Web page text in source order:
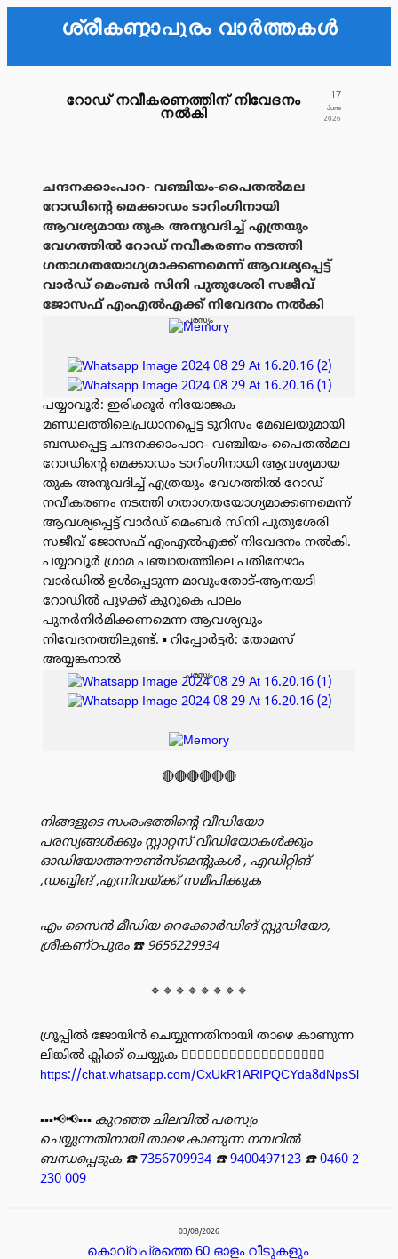
ശ്രീകണ്ഠാപുരം വാർത്തകൾ
റോഡ് നവീകരണത്തിന് നിവേദനം
നൽകി
17
June
2026
ചന്ദനക്കാംപാറ- വഞ്ചിയം-പൈതൽമല
റോഡിൻ്റെ മെക്കാഡം ടാറിംഗിനായി
ആവശ്യമായ തുക അനുവദിച്ച് എത്രയും
വേഗത്തിൽ റോഡ് നവീകരണം നടത്തി
ഗതാഗതയോഗ്യമാക്കണമെന്ന് ആവശ്യപ്പെട്ട്
വാർഡ് മെംബർ സിനി പുതുശേരി സജീവ്
ജോസഫ് എംഎൽഎക്ക് നിവേദനം നൽകി
പരസ്യം
പയ്യാവൂർ: ഇരിക്കൂർ നിയോജക
മണ്ഡലത്തിലെപ്രധാനപ്പെട്ട ടൂറിസം മേഖലയുമായി
ബന്ധപ്പെട്ട ചന്ദനക്കാംപാറ- വഞ്ചിയം-പൈതൽമല
റോഡിൻ്റെ മെക്കാഡം ടാറിംഗിനായി ആവശ്യമായ
തുക അനുവദിച്ച് എത്രയും വേഗത്തിൽ റോഡ്
നവീകരണം നടത്തി ഗതാഗതയോഗ്യമാക്കണമെന്ന്
ആവശ്യപ്പെട്ട് വാർഡ് മെംബർ സിനി പുതുശേരി
സജീവ് ജോസഫ് എംഎൽഎക്ക് നിവേദനം നൽകി.
പയ്യാവൂർ ഗ്രാമ പഞ്ചായത്തിലെ പതിനേഴാം
വാർഡിൽ ഉൾപ്പെടുന്ന മാവുംതോട്-ആനയടി
റോഡിൽ പുഴക്ക് കുറുകെ പാലം
പുനർനിർമിക്കണമെന്ന ആവശ്യവും
നിവേദനത്തിലുണ്ട്. ▪️ റിപ്പോർട്ടർ: തോമസ്
അയ്യങ്കനാൽ
പരസ്യം
🔴🔴🔴🔴🔴🔴
നിങ്ങളുടെ സംരംഭത്തിൻ്റെ വീഡിയോ
പരസ്യങ്ങൾക്കും സ്റ്റാറ്റസ് വീഡിയോകൾക്കും
ഓഡിയോഅനൗൺസ്‌മെന്റുകൾ , എഡിറ്റിങ്
,ഡബ്ബിങ് ,എന്നിവയ്ക്ക് സമീപിക്കുക
എം സൈൻ മീഡിയ റെക്കോർഡിങ് സ്റ്റുഡിയോ,
ശ്രീകണ്ഠപുരം ☎️ 9656229934
🔹🔹🔹🔹🔹🔹🔹🔹
ഗ്രൂപ്പിൽ ജോയിൻ ചെയ്യുന്നതിനായി താഴെ കാണുന്ന
ലിങ്കിൽ ക്ലിക്ക് ചെയ്യുക 👇🏻👇🏻👇🏻👇🏻👇🏻👇🏻👇🏻👇🏻👇🏻
https://chat.whatsapp.com/CxUkR1ARIPQCYda8dNpsSl
▪️▪️▪️📢📢▪️▪️▪️ കുറഞ്ഞ ചിലവിൽ പരസ്യം
ചെയ്യുന്നതിനായി താഴെ കാണുന്ന നമ്പറിൽ
ബന്ധപ്പെടുക ☎️7356709934 ☎️9400497123 ☎️0460 2
230 009
03/08/2026
കൊവ്വപ്രത്തെ 60 ഓളം വീടുകളും